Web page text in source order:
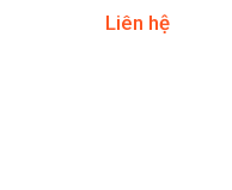
Liên hệ